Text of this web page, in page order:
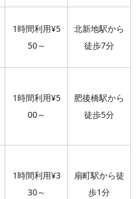
1時間利用¥5
50～
北新地駅から
徒歩7分
1時間利用¥5
00～
肥後橋駅から
徒歩5分
1時間利用¥3
30～
扇町駅から徒
歩1分